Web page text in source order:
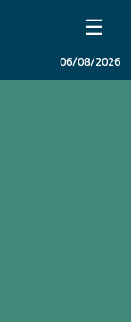
☰
06/08/2026